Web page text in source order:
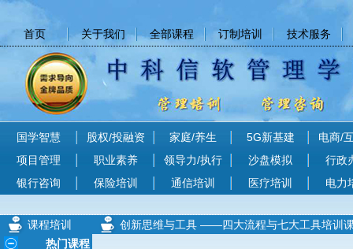
首页 关于我们 全部课程 订制培训 技术服务
国学智慧 股权/投融资 家庭/养生 5G新基建
电商/
项目管理
职业素养 领导力/执行 沙盘模拟
行政
银行咨询
保险培训 通信培训 医疗培训 电力
课程培训
热门课程
创新思维与工具 ——四大流程与七大工具培训